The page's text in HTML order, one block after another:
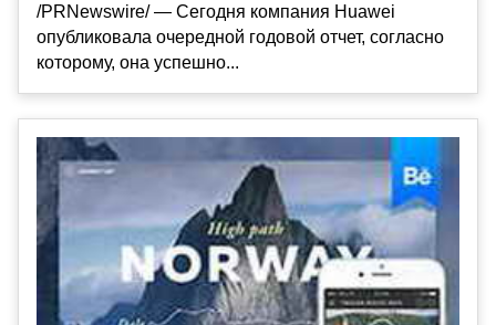
/PRNewswire/ — Сегодня компания Huawei
опубликовала очередной годовой отчет, согласно
которому, она успешно...